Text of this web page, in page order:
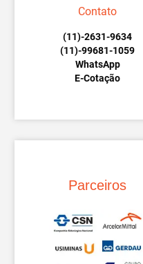
Contato
(11)-2631-9634
(11)-99681-1059
WhatsApp
E-Cotação
Parceiros